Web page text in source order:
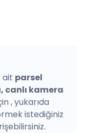
ait parsel
canlı kamera
, yukarıda
istediğiniz